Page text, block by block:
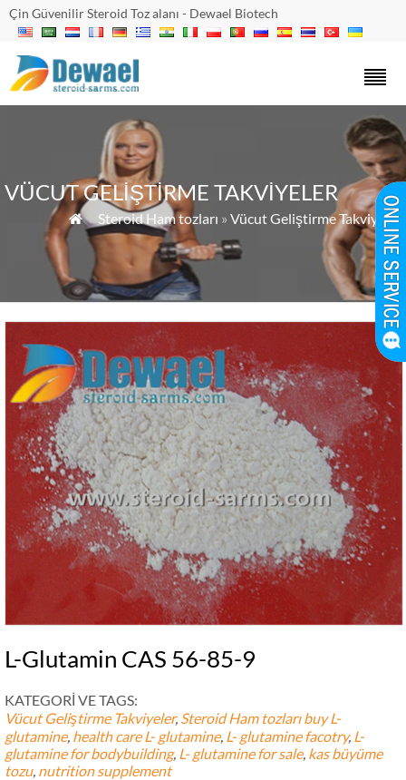
Çin Güvenilir Steroid Toz alanı - Dewael Biotech
VÜCUT GELIŞTIRME TAKVIYELER
 » Steroid Ham tozları » Vücut Geliştirme Takviyeler
L-Glutamin CAS 56-85-9
KATEGORİ VE TAGS:
Vücut Geliştirme Takviyeler, Steroid Ham tozları buy L-
glutamine, health care L- glutamine, L- glutamine facotry, L-
glutamine for bodybuilding, L- glutamine for sale, kas büyüme
tozu, nutrition supplement